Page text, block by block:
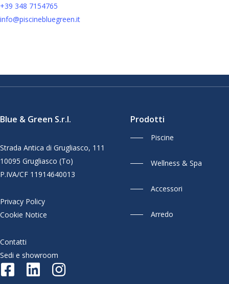
+39 348 7154765
info@piscinebluegreen.it
Blue & Green S.r.l.
Strada Antica di Grugliasco, 111
10095 Grugliasco (To)
P.IVA/CF 11914640013
Privacy Policy
Cookie Notice
Contatti
Sedi e showroom
Prodotti
Piscine
Wellness & Spa
Accessori
Arredo